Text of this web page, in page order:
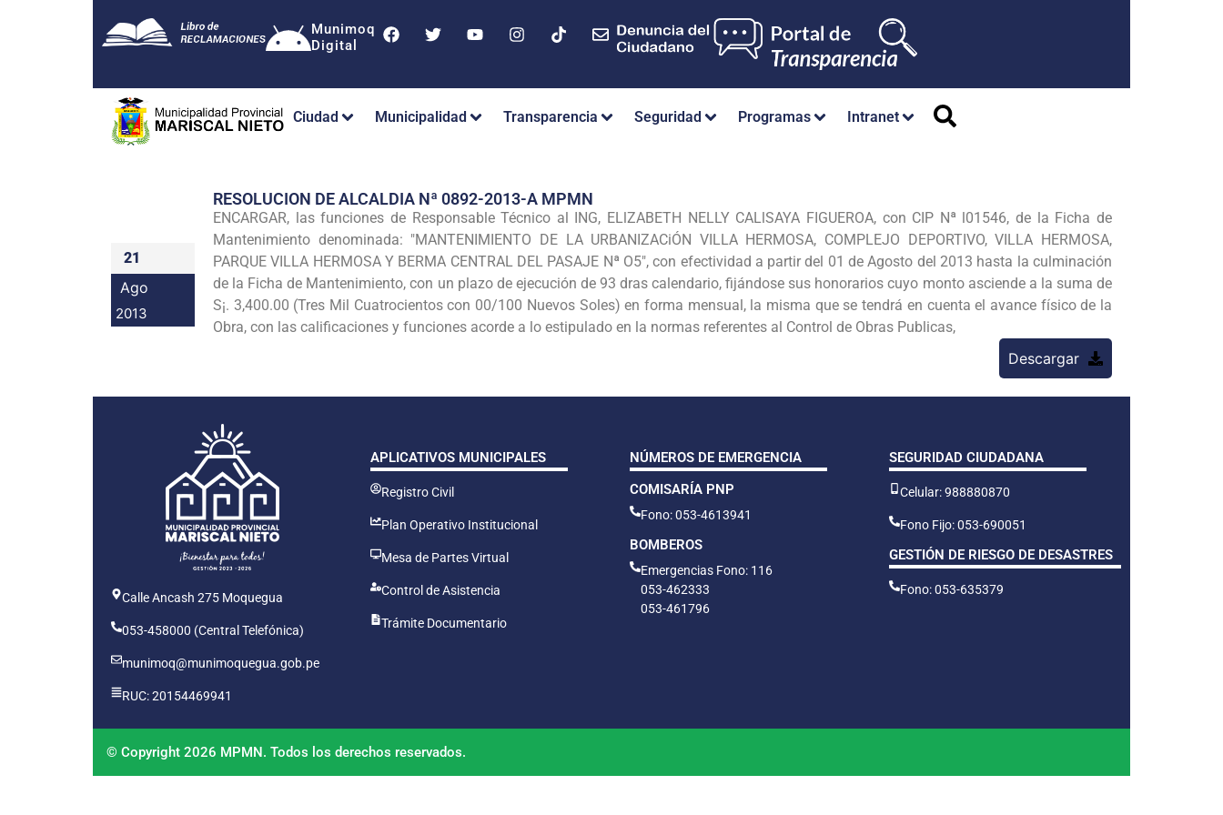
Munimoq
Digital
Ciudad Municipalidad Transparencia Seguridad Programas Intranet
21
Ago
2013
RESOLUCION DE ALCALDIA Nª 0892-2013-A MPMN
ENCARGAR, las funciones de Responsable Técnico al ING, ELlZABETH NELLY CALlSAYA FIGUEROA, con CIP Nª l01546, de la Ficha de
Mantenimiento denominada: "MANTENIMIENTO DE LA URBANIZACiÓN VILLA HERMOSA, COMPLEJO DEPORTIVO, VILLA HERMOSA,
PARQUE VILLA HERMOSA Y BERMA CENTRAL DEL PASAJE Nª O5", con efectividad a partir del 01 de Agosto del 2013 hasta la culminación
de la Fichade Mantenimiento, con un plazo de ejecución de 93 dras calendario, fijándose sus honorarios cuyo monto asciende a la suma de
S¡. 3,400.00 (Tres Mil Cuatrocientos con 00/100 Nuevos Soles) en forma mensual, la misma que se tendrá en cuenta el avance físico de la
Obra, con las calificaciones y funciones acorde a lo estipulado en la normas referentes al Control de Obras Publicas,
Descargar
Calle Ancash 275 Moquegua
053-458000 (Central Telefónica)
munimoq@munimoquegua.gob.pe
RUC: 20154469941
APLICATIVOS MUNICIPALES
Registro Civil
Plan Operativo Institucional
Mesa de Partes Virtual
Control de Asistencia
Trámite Documentario
NÚMEROS DE EMERGENCIA
COMISARÍA PNP
Fono: 053-4613941
BOMBEROS
Emergencias Fono: 116
053-462333
053-461796
SEGURIDAD CIUDADANA
Celular: 988880870
Fono Fijo: 053-690051
GESTIÓN DE RIESGO DE DESASTRES
Fono: 053-635379
© Copyright 2026 MPMN. Todos los derechos reservados.